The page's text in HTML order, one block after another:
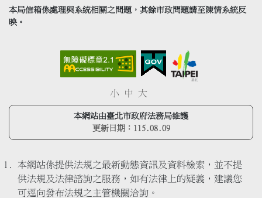
本局信箱係處理與系統相關之問題，其餘市政問題請至陳情系統反
映。
小 中 大
本網站由臺北市政府法務局維護
更新日期： 115.08.09
本網站係提供法規之最新動態資訊及資料檢索，並不提
供法規及法律諮詢之服務，如有法律上的疑義，建議您
可逕向發布法規之主管機關洽詢。